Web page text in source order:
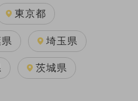
東京都
埼玉県
茨城県